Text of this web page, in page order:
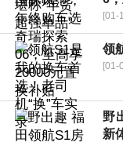
[01-
领
[01-
野
新